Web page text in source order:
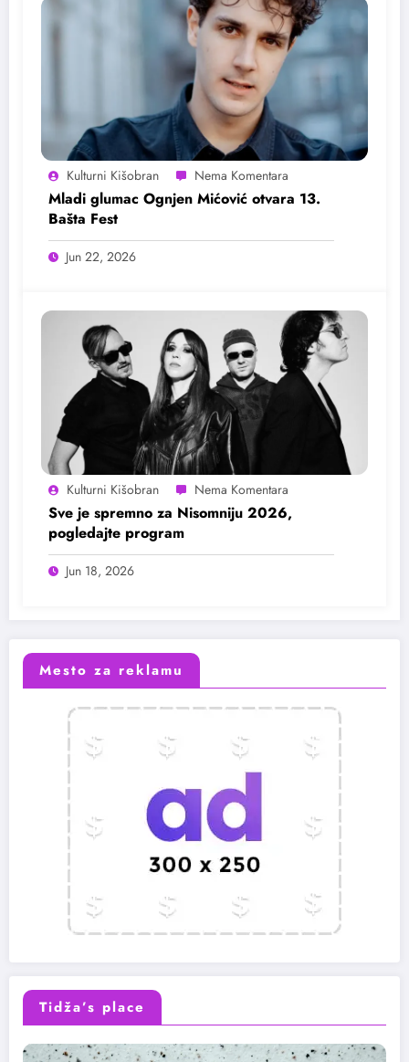
Kulturni Kišobran
Mladi glumac Ognjen Mićović otvara 13.
Bašta Fest
Jun 22, 2026
Kulturni Kišobran
Sve je spremno za Nisomniju 2026,
pogledajte program
Jun 18, 2026
Mesto za reklamu
Tidža’s place